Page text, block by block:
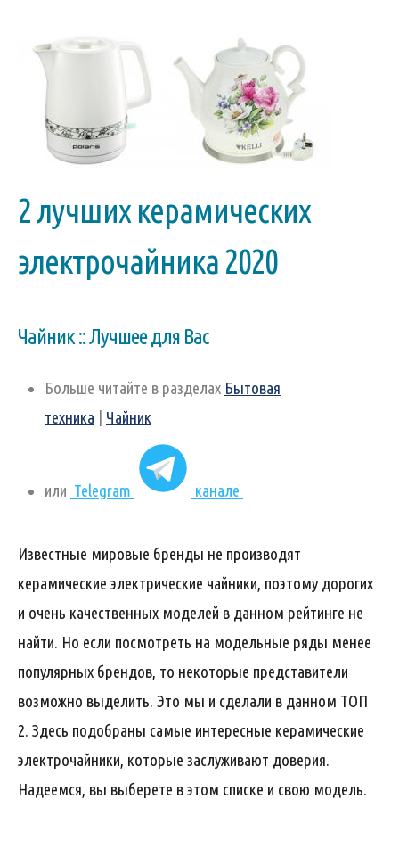
2 лучших керамических
электрочайника 2020
Чайник :: Лучшее для Вас
Больше читайте в разделах Бытовая
техника
Чайник
или Telegram канале
Известные мировые бренды не производят
керамические электрические чайники, поэтому дорогих
и очень качественных моделей в данном рейтинге не
найти. Но если посмотреть на модельные ряды менее
популярных брендов, то некоторые представители
возможно выделить. Это мы и сделали в данном ТОП
2. Здесь подобраны самые интересные керамические
электрочайники, которые заслуживают доверия.
Надеемся, вы выберете в этом списке и свою модель.